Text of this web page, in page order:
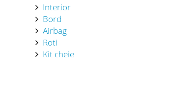
Interior
Bord
Airbag
Roti
Kit cheie